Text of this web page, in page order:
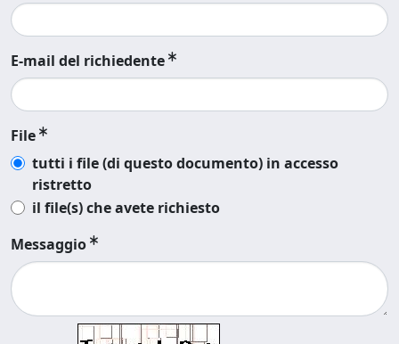
E-mail del richiedente
File
tutti i file (di questo documento) in accesso
ristretto
il file(s) che avete richiesto
Messaggio